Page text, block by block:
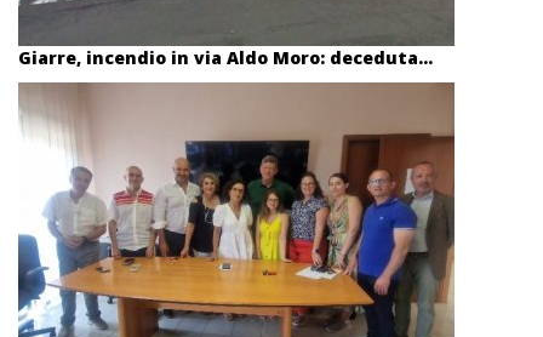
Giarre, incendio in via Aldo Moro: deceduta...